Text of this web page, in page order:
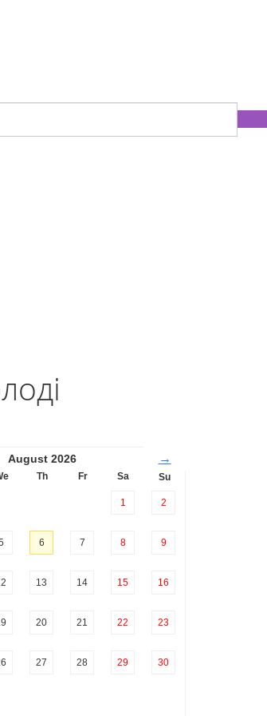
August 2026 →
Th Fr Sa Su
1 2
6 7 8 9
13 14 15 16
20 21 22 23
27 28 29 30